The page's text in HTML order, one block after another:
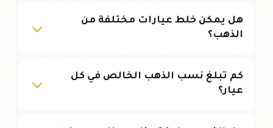
هل يمكن خلط عيارات مختلفة من
الذهب؟
كم تبلغ نسب الذهب الخالص في كل
عيار؟